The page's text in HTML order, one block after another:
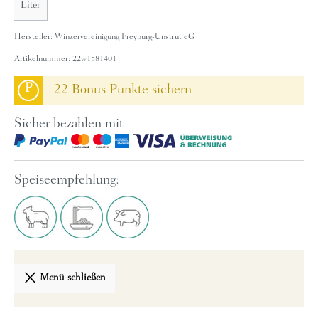
Liter
Hersteller: Winzervereinigung Freyburg-Unstrut eG
Artikelnummer: 22w1581401
P 22 Bonus Punkte sichern
Sicher bezahlen mit
Speiseempfehlung:
Menü schließen